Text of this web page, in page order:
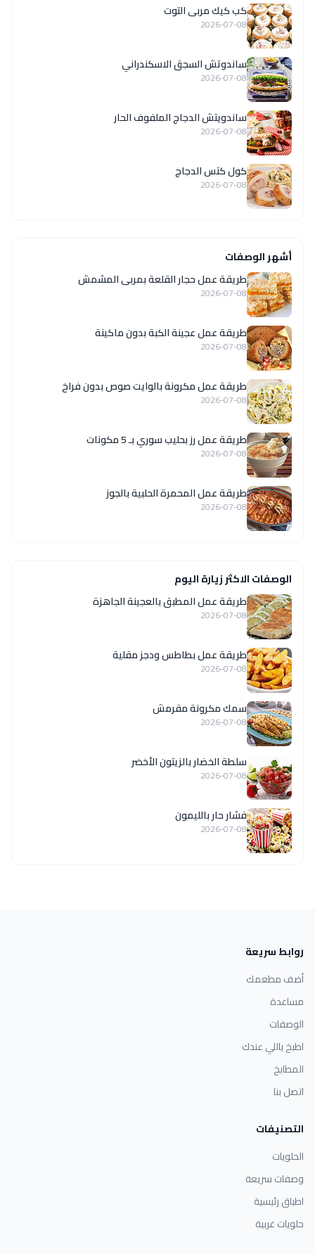
كب كيك مربى التوت
2026-07-08
ساندوتش السجق الاسكندراني
2026-07-08
ساندويتش الدجاج الملفوف الحار
2026-07-08
كول كتس الدجاج
2026-07-08
أشهر الوصفات
طريقة عمل حجار القلعة بمربى المشمش
2026-07-08
طريقة عمل عجينة الكبة بدون ماكينة
2026-07-08
طريقة عمل مكرونة بالوايت صوص بدون فراخ
2026-07-08
طريقة عمل رز بحليب سوري بـ 5 مكونات
2026-07-08
طريقة عمل المحمرة الحلبية بالجوز
2026-07-08
الوصفات الاكثر زيارة اليوم
طريقة عمل المطبق بالعجينة الجاهزة
2026-07-08
طريقة عمل بطاطس ودجز مقلية
2026-07-08
سمك مكرونة مقرمش
2026-07-08
سلطة الخضار بالزيتون الأخضر
2026-07-08
فشار حار بالليمون
2026-07-08
روابط سريعة
أضف مطعمك
مساعدة
الوصفات
اطبخ باللي عندك
المطابخ
اتصل بنا
التصنيفات
الحلويات
وصفات سريعة
اطباق رئيسية
حلويات غربية